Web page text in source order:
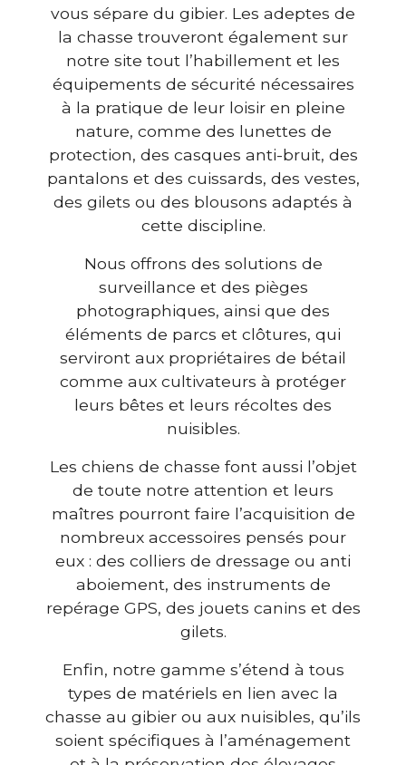
vous sépare du gibier. Les adeptes de
la chasse trouveront également sur
notre site tout l’habillement et les
équipements de sécurité nécessaires
à la pratique de leur loisir en pleine
nature, comme des lunettes de
protection, des casques anti-bruit, des
pantalons et des cuissards, des vestes,
des gilets ou des blousons adaptés à
cette discipline.
Nous offrons des solutions de
surveillance et des pièges
photographiques, ainsi que des
éléments de parcs et clôtures, qui
serviront aux propriétaires de bétail
comme aux cultivateurs à protéger
leurs bêtes et leurs récoltes des
nuisibles.
Les chiens de chasse font aussi l’objet
de toute notre attention et leurs
maîtres pourront faire l’acquisition de
nombreux accessoires pensés pour
eux : des colliers de dressage ou anti
aboiement, des instruments de
repérage GPS, des jouets canins et des
gilets.
Enfin, notre gamme s’étend à tous
types de matériels en lien avec la
chasse au gibier ou aux nuisibles, qu’ils
soient spécifiques à l’aménagement